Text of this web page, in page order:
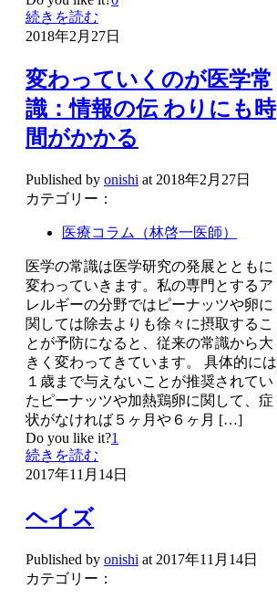
続きを読む
2018年2月27日
変わっていくのが医学常
識：情報の伝 わりにも時
間がかかる
Published by onishi at 2018年2月27日
カテゴリー：
医療コラム（林啓一医師）
医学の常識は医学研究の発展とともに
変わっていきます。私の専門とするア
レルギーの分野ではピーナッツや卵に
関しては除去よりも徐々に摂取するこ
とが予防になると、従来の常識から大
きく変わってきています。 具体的には
１歳まで与えないことが推奨されてい
たピーナッツや加熱鶏卵に関して、症
状がなければ５ヶ月や６ヶ月 […]
Do you like it?1
続きを読む
2017年11月14日
ヘイズ
Published by onishi at 2017年11月14日
カテゴリー：